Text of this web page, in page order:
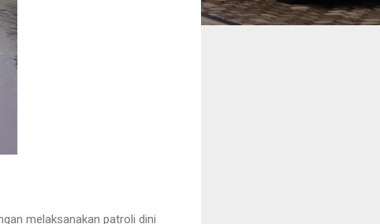
melaksanakan patroli dini